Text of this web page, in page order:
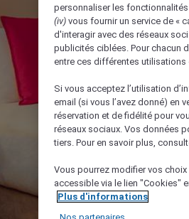
personnaliser les
(iv) vous fournir un service de «
d'interagir avec des réseaux
publicités ciblées. Pour chacun
entre ces différentes utilisations
Si vous acceptez l’utilisation
email (si vous l’avez donné) en
réservation et de fidélité pour
réseaux sociaux. Vos données
tiers. Pour en savoir plus,
Vous pourrez modifier vos
accessible via le lien "Cookies"
Plus d'informations